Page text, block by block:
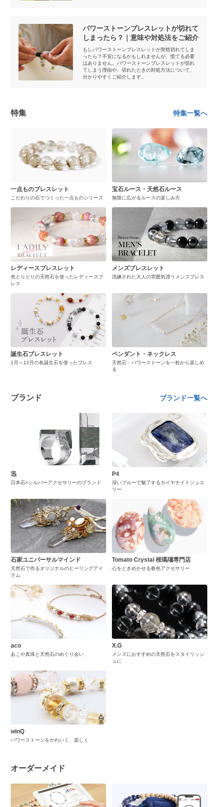
パワーストーンブレスレットが切れて
しまったら？｜意味や対処法をご紹介
もしパワーストーンブレスレットが突然切れてしま
ったら？不安になるかもしれませんが、慌てる必要
はありません。パワーストーンブレスレットが切れ
てしまう理由や、切れたときの対処方法について、
分かりやすくご紹介します。
特集 特集一覧へ
一点ものブレスレット
こだわりの石でつくった一点ものシリーズ
宝石ルース・天然石ルース
無限に広がるルースの楽しみ方
レディースブレスレット
色とりどりの天然石を使ったレディースブ
レス
メンズブレスレット
洗練された大人の雰囲気漂うメンズブレス
誕生石ブレスレット
1月～12月の各誕生石を使ったブレス
ペンダント・ネックレス
天然石・パワーストーンを一粒から楽しめ
る
ブランド ブランド一覧へ
迅
日本石×シルバーアクセサリーのブランド
P4
深いブルーで魅了するカイヤナイトジュエ
リー
石家ユニバーサルマインド
天然石で作るオリジナルのヒーリングアイ
テム
Tomato Crystal 桜瑪瑙専門店
心をときめかせる春色アクセサリー
aco
あこや真珠と天然石のめぐり会い
X.G
メンズにおすすめの天然石をスタイリッシ
ュに
winQ
パワーストーンをかわいく、楽しく
オーダーメイド